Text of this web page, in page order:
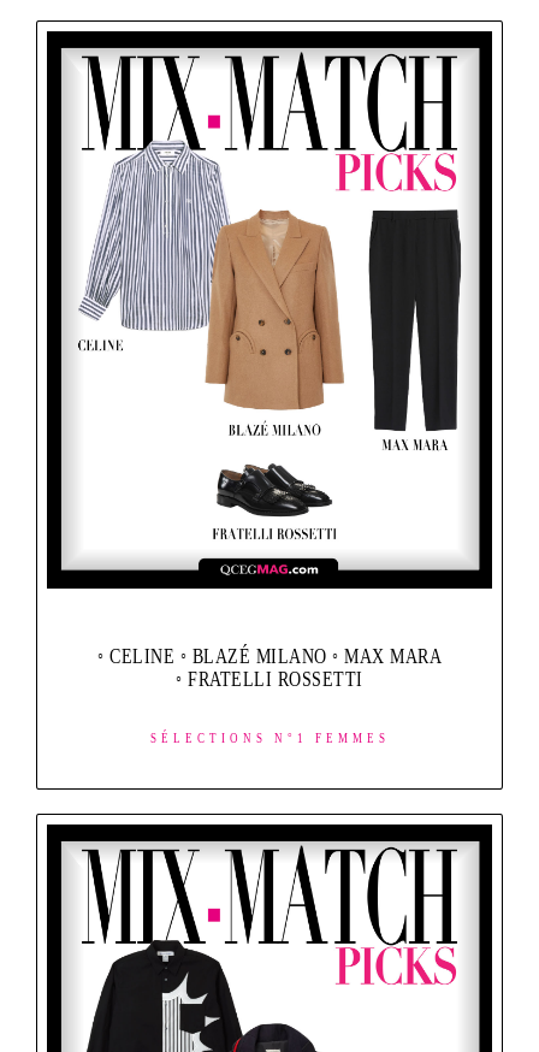
◦ CELINE ◦ BLAZÉ MILANO ◦ MAX MARA
◦ FRATELLI ROSSETTI
SÉLECTIONS N°1 FEMMES